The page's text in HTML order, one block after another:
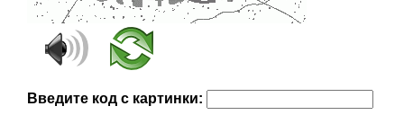
Введите код с картинки: